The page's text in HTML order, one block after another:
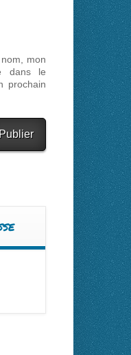
mon
dans le
prochain